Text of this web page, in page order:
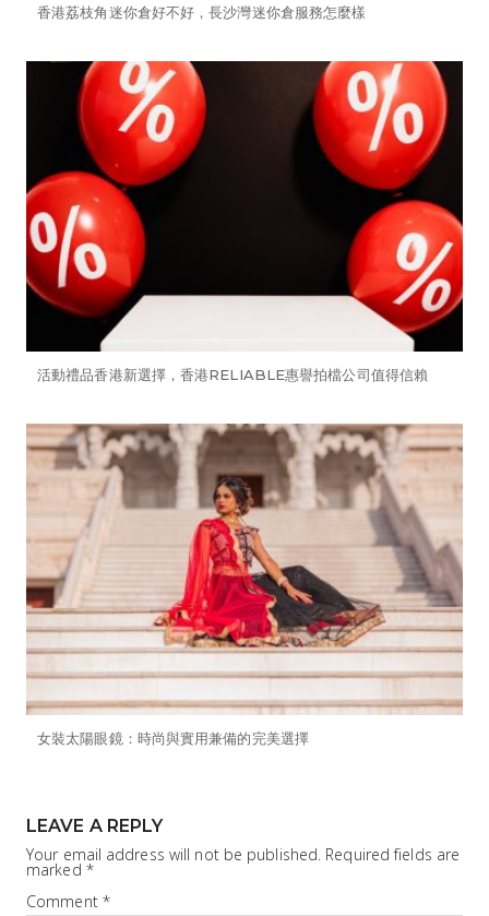
香港荔枝角迷你倉好不好，長沙灣迷你倉服務怎麼樣
活動禮品香港新選擇，香港RELIABLE惠譽拍檔公司值得信賴
女裝太陽眼鏡：時尚與實用兼備的完美選擇
LEAVE A REPLY
Your email address will not be published. Required fields are
marked *
Comment *